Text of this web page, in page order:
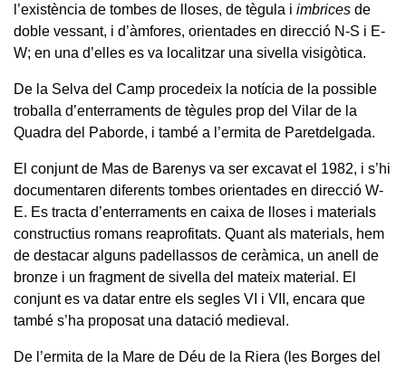
l’existència de tombes de lloses, de tègula i imbrices de
doble vessant, i d’àmfores, orientades en direcció N-S i E-
W; en una d’elles es va localitzar una sivella visigòtica.
De la Selva del Camp procedeix la notícia de la possible
troballa d’enterraments de tègules prop del Vilar de la
Quadra del Paborde, i també a l’ermita de Paretdelgada.
El conjunt de Mas de Barenys va ser excavat el 1982, i s’hi
documentaren diferents tombes orientades en direcció W-
E. Es tracta d’enterraments en caixa de lloses i materials
constructius romans reaprofitats. Quant als materials, hem
de destacar alguns padellassos de ceràmica, un anell de
bronze i un fragment de sivella del mateix material. El
conjunt es va datar entre els segles VI i VII, encara que
també s’ha proposat una datació medieval.
De l’ermita de la Mare de Déu de la Riera (les Borges del